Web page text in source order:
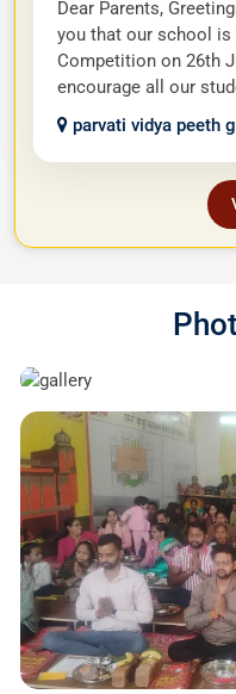
Dear Parents,
you that our school is
Competition on 26th
encourage all our
parvati vidya peeth